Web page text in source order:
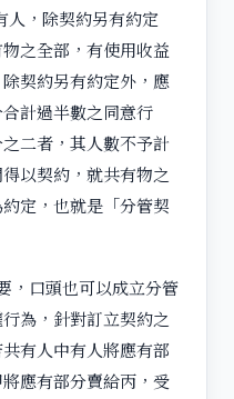
人，除契約另有約定
之全部，有使用收益
契約另有約定外，應
計過半數之同意行
二者，其人數不予計
以契約，就共有物之
定，也就是「分管契
，口頭也可以成立分管
為，針對訂立契約之
有人中有人將應有部
應有部分賣給丙，受